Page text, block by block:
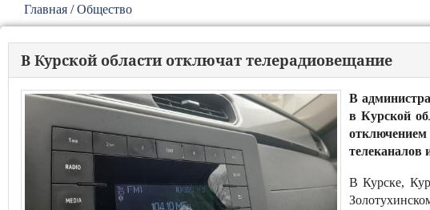
Главная /Общество
В Курской области отключат телерадиовещание
В
в Курской
телеканалов
В Курске,